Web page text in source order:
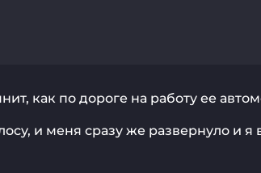
как по дороге на работу ее
и меня сразу же развернуло и